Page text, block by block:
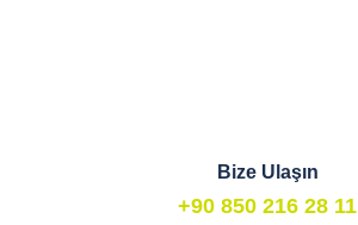
Bize Ulaşın
+90 850 216 28 11